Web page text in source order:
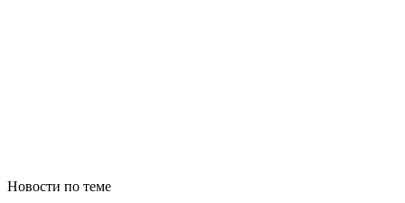
Новости по теме